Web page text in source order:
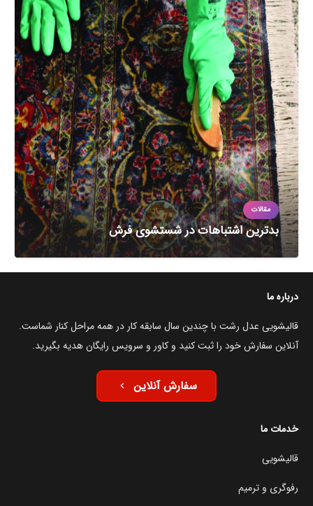
مقالات
بدترین اشتباهات در شستشوی فرش
درباره ما
قالیشویی عدل رشت با چندین سال سابقه کار در همه مراحل کنار شماست.
آنلاین سفارش خود را ثبت کنید و کاور و سرویس رایگان هدیه بگیرید.
سفارش آنلاین keyboard_arrow_left
خدمات ما
قالیشویی
رفوگری و ترمیم